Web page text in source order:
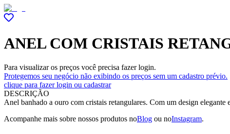
ANEL COM CRISTAIS
Para visualizar os preços você precisa fazer login.
Protegemos seu negócio não exibindo os preços sem um cadastro prévio.
clique para fazer login ou cadastrar
DESCRIÇÃO
Anel banhado a ouro com cristais retangulares. Com um design
Acompanhe mais sobre nossos produtos noBlog ou noInstagram.